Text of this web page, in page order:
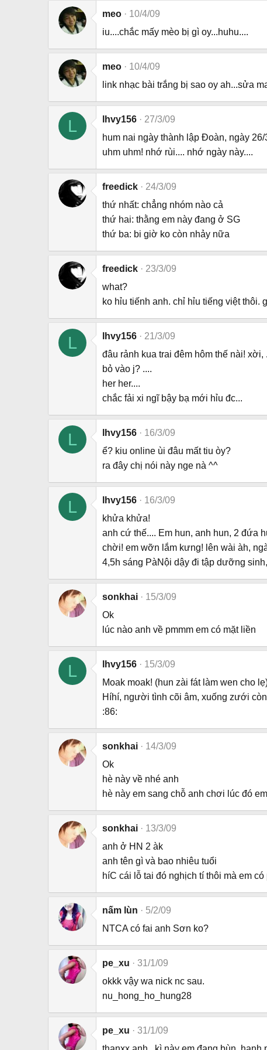
meo
10/4/09
iu....chắc mấy mèo bị gì oy...huhu....
meo
10/4/09
link nhạc bài trắng bị sao oy ah...sửa
L lhvy156
27/3/09
hum nai ngày thành lập Đoàn, ngày 26/
uhm uhm! nhớ rùi.... nhớ ngày này....
freedick
24/3/09
thứ nhất: chẳng nhóm nào cả
thứ hai: thằng em này đang ở SG
thứ ba: bi giờ ko còn nhảy nữa
freedick
23/3/09
what?
ko hỉu tiếnh anh. chỉ hỉu tiếng việt thôi.
L lhvy156
21/3/09
đâu rảnh kua trai đêm hôm thế nài! xời,
bỏ vào j? ....
her her....
chắc fải xi ngĩ bậy bạ mới hỉu đc...
L lhvy156
16/3/09
ể? kiu online ùi đâu mất tiu òy?
ra đây chị nói này nge nà ^^
L lhvy156
16/3/09
khửa khửa!
anh cứ thế.... Em hun, anh hun, 2 đứa
chời! em wỡn lắm kưng! lên wài àh,
4,5h sáng PàNội dậy đi tập dưỡng
sonkhai
15/3/09
Ok
lúc nào anh về pmmm em có mặt liền
L lhvy156
15/3/09
Moak moak! (hun zài fát làm wen cho
Híhí, người tình cõi âm, xuống zưới
:86:
sonkhai
14/3/09
Ok
hè này về nhé anh
hè này em sang chỗ anh chơi lúc đó
sonkhai
13/3/09
anh ở HN 2 àk
anh tên gì và bao nhiêu tuổi
híC cái lỗ tai đó nghịch tí thôi mà em
nấm lùn
5/2/09
NTCA có fai anh Sơn ko?
pe_xu
31/1/09
okkk vậy wa nick nc sau.
nu_hong_ho_hung28
pe_xu
31/1/09